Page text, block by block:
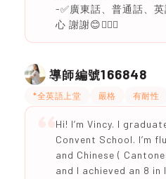
-✅廣東話、普通話、
心 謝謝😊🙇🏻‍♀️
導師編號166848
*全英語上堂 嚴格 有耐性
Hi! I’m Vincy. I
Convent School. I’m
and Chinese (
and I achieved an 8 in